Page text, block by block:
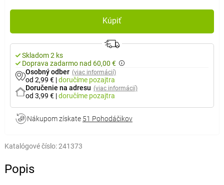
Kúpiť
Skladom 2 ks
Doprava zadarmo nad 60,00 €
Osobný odber (viac informácií)
od 2,99 € |doručíme pozajtra
Doručenie na adresu (viac informácií)
od 3,99 € |doručíme pozajtra
Nákupom získate 51 Pohodáčikov
Katalógové číslo:241373
Popis